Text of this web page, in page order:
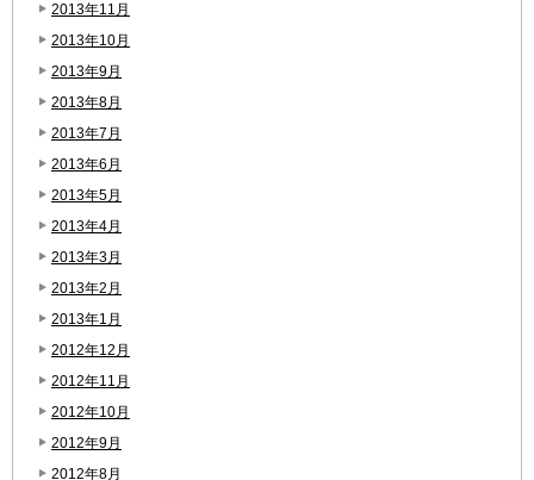
2013年11月
2013年10月
2013年9月
2013年8月
2013年7月
2013年6月
2013年5月
2013年4月
2013年3月
2013年2月
2013年1月
2012年12月
2012年11月
2012年10月
2012年9月
2012年8月